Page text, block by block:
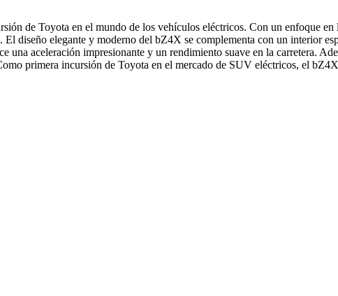
de Toyota en el mundo de los vehículos eléctricos. Con un enfoque
diseño elegante y moderno del bZ4X se complementa con un interior
aceleración impresionante y un rendimiento suave en la carretera.
primera incursión de Toyota en el mercado de SUV eléctricos, el